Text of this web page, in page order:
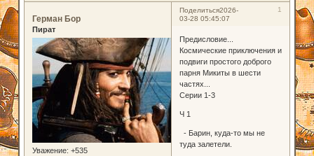
Поделиться 1
2026-
03-28 05:45:07
Герман Бор
Пират
Уважение: +535
Предисловие...
Космические приключения и
подвиги простого доброго
парня Микиты в шести
частях...
Серии 1-3
Ч 1
- Барин, куда-то мы не
туда залетели.